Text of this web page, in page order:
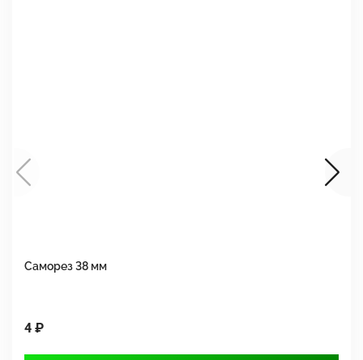
Саморез 38 мм
4 ₽